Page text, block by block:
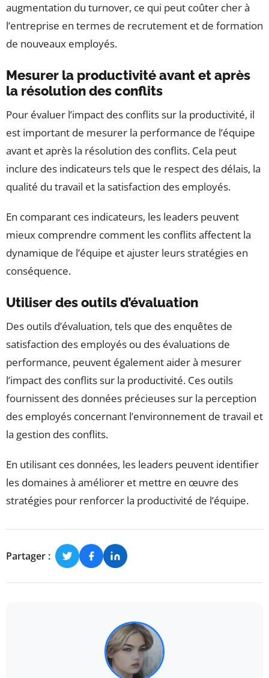
augmentation du turnover, ce qui peut coûter cher à
l’entreprise en termes de recrutement et de formation
de nouveaux employés.
Mesurer la productivité avant et après
la résolution des conflits
Pour évaluer l’impact des conflits sur la productivité, il
est important de mesurer la performance de l’équipe
avant et après la résolution des conflits. Cela peut
inclure des indicateurs tels que le respect des délais, la
qualité du travail et la satisfaction des employés.
En comparant ces indicateurs, les leaders peuvent
mieux comprendre comment les conflits affectent la
dynamique de l’équipe et ajuster leurs stratégies en
conséquence.
Utiliser des outils d’évaluation
Des outils d’évaluation, tels que des enquêtes de
satisfaction des employés ou des évaluations de
performance, peuvent également aider à mesurer
l’impact des conflits sur la productivité. Ces outils
fournissent des données précieuses sur la perception
des employés concernant l’environnement de travail et
la gestion des conflits.
En utilisant ces données, les leaders peuvent identifier
les domaines à améliorer et mettre en œuvre des
stratégies pour renforcer la productivité de l’équipe.
Partager :